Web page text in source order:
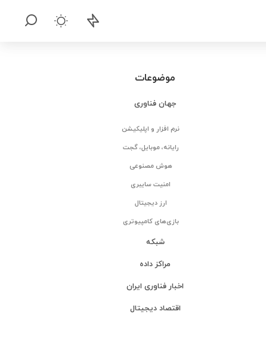
موضوعات
جهان فناوری
نرم افزار و اپلیکیشن
رایانه، موبایل، گجت
هوش مصنوعی
امنیت سایبری
ارز دیجیتال
بازی‌های کامپیوتری
شبکه
مراکز داده
اخبار فناوری ایران
اقتصاد دیجیتال